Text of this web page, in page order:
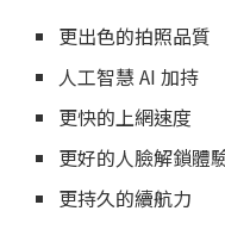
更出色的拍照品質
人工智慧 AI 加持
更快的上網速度
更好的人臉解鎖體
更持久的續航力